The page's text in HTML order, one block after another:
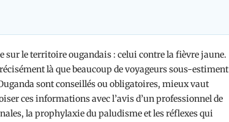
sur le territoire ougandais : celui contre la fièvre jaune.
là que beaucoup de voyageurs sous-estiment
sont conseillés ou obligatoires, mieux vaut
ces informations avec l’avis d’un professionnel de
la prophylaxie du paludisme et les réflexes qui